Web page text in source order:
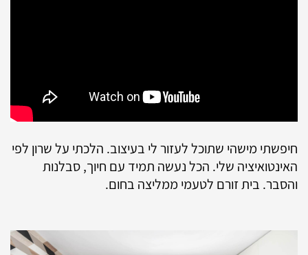
חיפשתי מישהי שתוכל לעזור לי בעיצוב. הלכתי על שרון לפי
האינטואיציה שלי. הכל נעשה תמיד עם חיוך, סבלנות
והסבר. בית זורם לטעמי ממליצה בחום.